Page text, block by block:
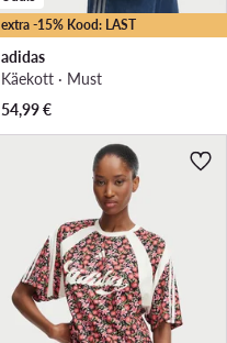
extra -15% Kood: LAST
adidas
Käekott · Must
54,99€